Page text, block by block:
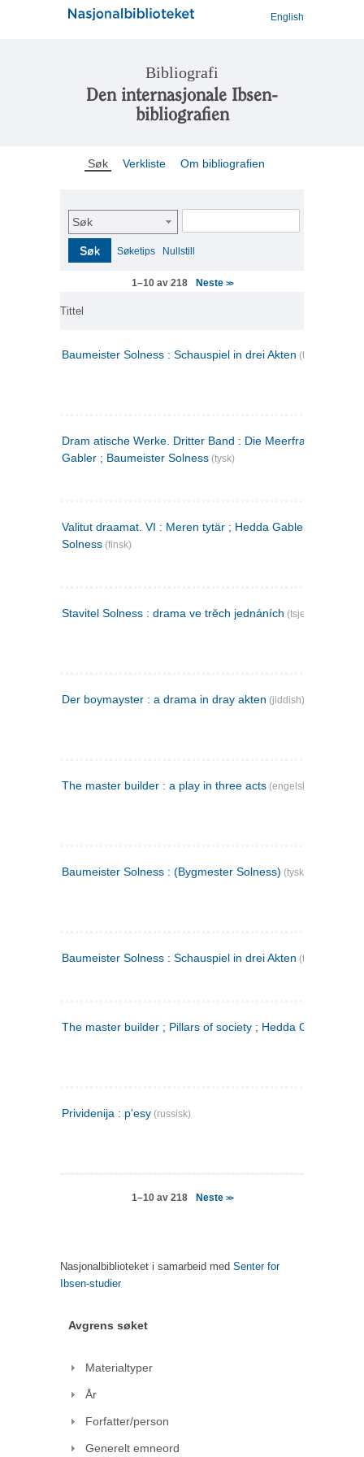
English
Bibliografi
Den internasjonale Ibsen-
bibliografien
Søk Verkliste Om bibliografien
Søk
Søk Søketips Nullstill
1–10 av 218 Neste >>
Tittel
Baumeister Solness : Schauspiel in drei Akten (tysk)
Dram atische Werke. Dritter Band : Die Meerfrau ; Hedda
Gabler ; Baumeister Solness (tysk)
Valitut draamat. VI : Meren tytär ; Hedda Gabler ;
Solness (finsk)
Stavitel Solness : drama ve trěch jednáních (tsjekkisk)
Der boymayster : a drama in dray akten (jiddish)
The master builder : a play in three acts (engelsk)
Baumeister Solness : (Bygmester Solness) (tysk)
Baumeister Solness : Schauspiel in drei Akten (tysk)
The master builder ; Pillars of society ; Hedda Gabler
Prividenija : p'esy (russisk)
1–10 av 218 Neste >>
Nasjonalbiblioteket i samarbeid med Senter for
Ibsen-studier
Avgrens søket
Materialtyper
År
Forfatter/person
Generelt emneord